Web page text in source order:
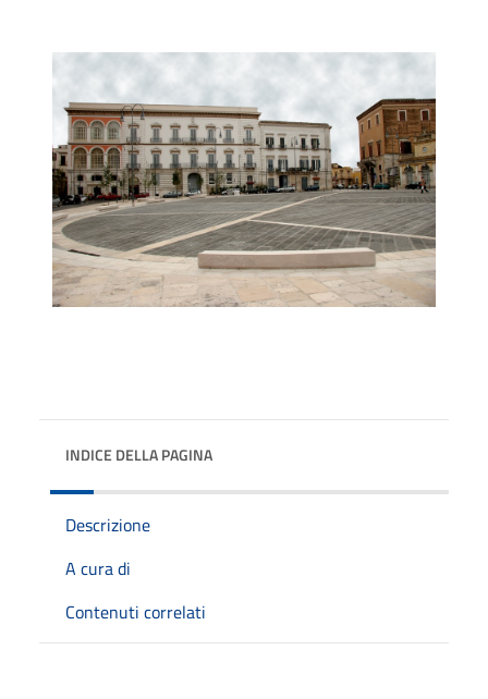
INDICE DELLA PAGINA
Descrizione
A cura di
Contenuti correlati